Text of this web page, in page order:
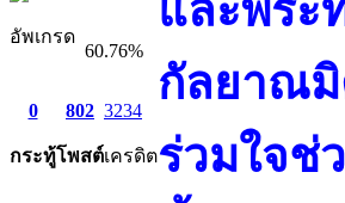
อัพเกรด
60.76%
0
กระทู้
802
โพสต์
3234
เครดิต
และพระ
กัลยาณ
ร่วมใจช่